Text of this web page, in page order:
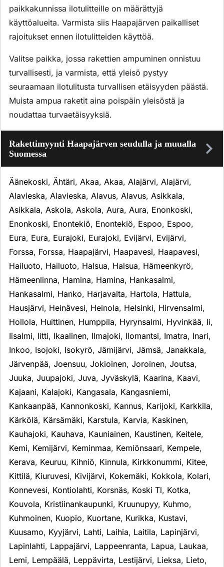
paikkakunnissa ilotulitteille on määrättyjä
käyttöalueita. Varmista siis Haapajärven paikalliset
rajoitukset ennen ilotulitteiden käyttöä.
Valitse paikka, jossa rakettien ampuminen onnistuu
turvallisesti, ja varmista, että yleisö pystyy
seuraamaan ilotulitusta turvallisen etäisyyden päästä.
Muista ampua raketit aina poispäin yleisöstä ja
noudattaa turvaetäisyyksiä.
Rakettimyynti Haapajärven seudulla ja muualla
Suomessa
Äänekoski, Ähtäri, Akaa, Akaa, Alajärvi, Alajärvi,
Alavieska, Alavieska, Alavus, Alavus, Asikkala,
Asikkala, Askola, Askola, Aura, Aura, Enonkoski,
Enonkoski, Enontekiö, Enontekiö, Espoo, Espoo,
Eura, Eura, Eurajoki, Eurajoki, Evijärvi, Evijärvi,
Forssa, Forssa, Haapajärvi, Haapavesi, Haapavesi,
Hailuoto, Hailuoto, Halsua, Halsua, Hämeenkyrö,
Hämeenlinna, Hamina, Hamina, Hankasalmi,
Hankasalmi, Hanko, Harjavalta, Hartola, Hattula,
Hausjärvi, Heinävesi, Heinola, Helsinki, Hirvensalmi,
Hollola, Huittinen, Humppila, Hyrynsalmi, Hyvinkää, Ii,
Iisalmi, Iitti, Ikaalinen, Ilmajoki, Ilomantsi, Imatra, Inari,
Inkoo, Isojoki, Isokyrö, Jämijärvi, Jämsä, Janakkala,
Järvenpää, Joensuu, Jokioinen, Joroinen, Joutsa,
Juuka, Juupajoki, Juva, Jyväskylä, Kaarina, Kaavi,
Kajaani, Kalajoki, Kangasala, Kangasniemi,
Kankaanpää, Kannonkoski, Kannus, Karijoki, Karkkila,
Kärkölä, Kärsämäki, Karstula, Karvia, Kaskinen,
Kauhajoki, Kauhava, Kauniainen, Kaustinen, Keitele,
Kemi, Kemijärvi, Keminmaa, Kemiönsaari, Kempele,
Kerava, Keuruu, Kihniö, Kinnula, Kirkkonummi, Kitee,
Kittilä, Kiuruvesi, Kivijärvi, Kokemäki, Kokkola, Kolari,
Konnevesi, Kontiolahti, Korsnäs, Koski Tl, Kotka,
Kouvola, Kristiinankaupunki, Kruunupyy, Kuhmo,
Kuhmoinen, Kuopio, Kuortane, Kurikka, Kustavi,
Kuusamo, Kyyjärvi, Lahti, Laihia, Laitila, Lapinjärvi,
Lapinlahti, Lappajärvi, Lappeenranta, Lapua, Laukaa,
Lemi, Lempäälä, Leppävirta, Lestijärvi, Lieksa, Lieto,